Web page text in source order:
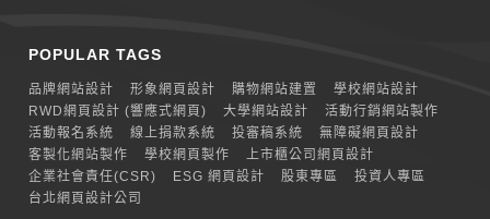
POPULAR TAGS
品牌網站設計 形象網頁設計 購物網站建置
學校網站設計
RWD網頁設計 (響應式網頁)
大學網站設計
活動行銷網站製作
活動報名系統
線上捐款系統 投審稿系統
無障礙網頁設計
客製化網站製作
學校網頁製作
上市櫃公司網頁設計
企業社會責任(CSR)
ESG 網頁設計 股東專區
投資人專區
台北網頁設計公司